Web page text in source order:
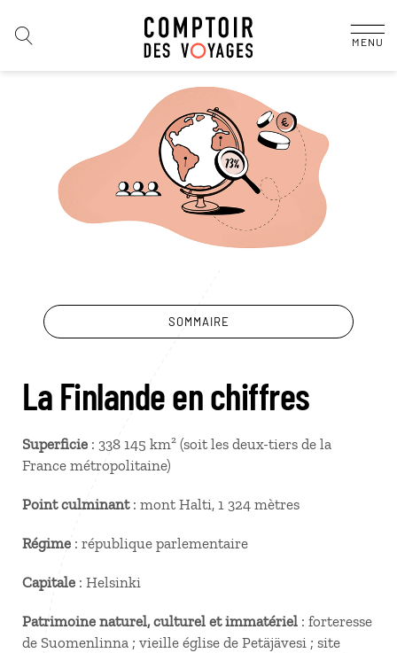
MENU
SOMMAIRE
La Finlande en chiffres
Superficie : 338 145 km² (soit les deux-tiers de la
France métropolitaine)
Point culminant: mont Halti, 1 324 mètres
Régime : république parlementaire
Capitale : Helsinki
Patrimoine naturel, culturel et immatériel : forteresse
de Suomenlinna ; vieille église de Petäjävesi ; site